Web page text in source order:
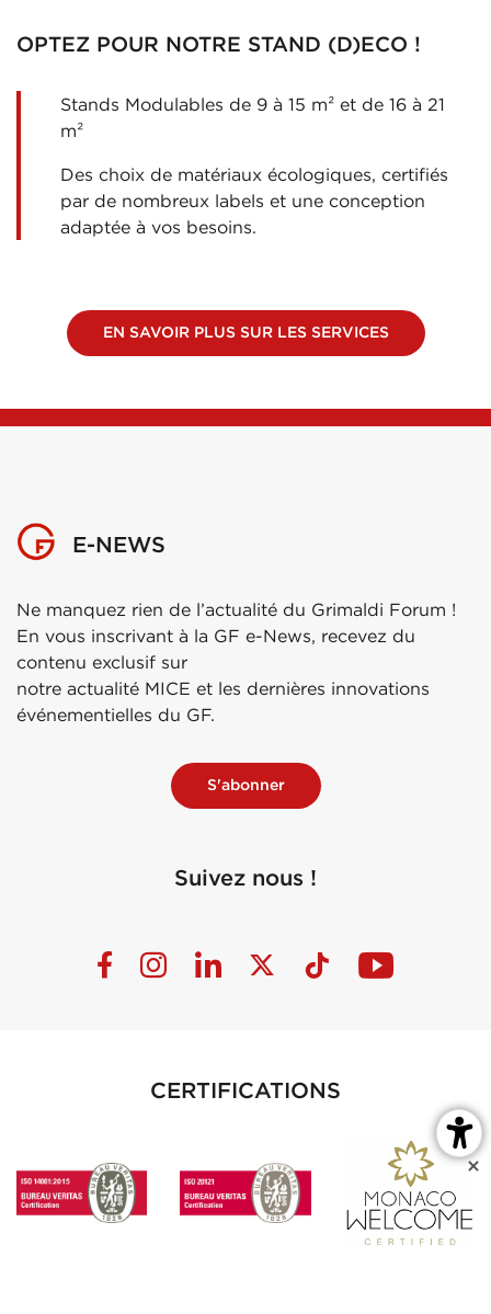
OPTEZ POUR NOTRE STAND (D)ECO !
Stands Modulables de 9 à 15 m² et de 16 à 21
m²
Des choix de matériaux écologiques, certifiés
par de nombreux labels et une conception
adaptée à vos besoins.
EN SAVOIR PLUS SUR LES SERVICES
E-NEWS
Ne manquez rien de l’actualité du Grimaldi Forum !
En vous inscrivant à la GF e-News, recevez du
contenu exclusif sur
notre actualité MICE et les dernières innovations
événementielles du GF.
S'abonner
Suivez nous !
CERTIFICATIONS